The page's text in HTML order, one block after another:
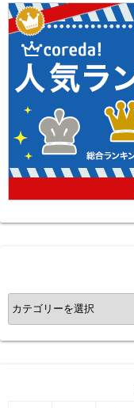
ビ
ゲ
ー
ョ
ン
カ
テ
ゴ